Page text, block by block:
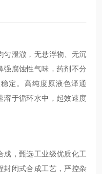
匀澄澈，无悬浮物、无沉
强腐蚀性气味，药剂不分
定。高纯度原液色泽通
溶于循环水中，起效速度
成，甄选工业级优质化工
封闭式合成工艺，严控杂